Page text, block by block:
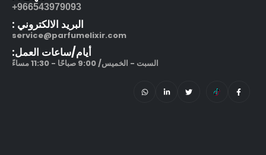
966543979093+
البريد الالكتروني :
service@parfumelixir.com
أيام/ساعات العمل:
السبت - الخميس/ 9:00 صباحًا - 11:30 مساءً